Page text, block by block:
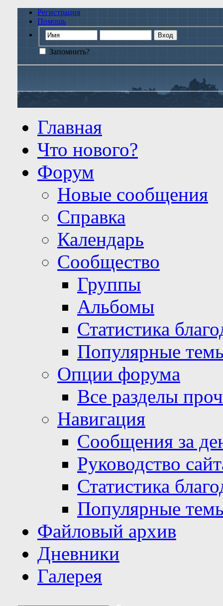
Регистрация
Помощь
Запомнить?
Главная
Что нового?
Форум
Новые сообщения
Справка
Календарь
Сообщество
Группы
Альбомы
Статистика
Популярные
Опции форума
Все разделы
Навигация
Сообщения за
Руководство
Статистика
Популярные
Файловый архив
Дневники
Галерея